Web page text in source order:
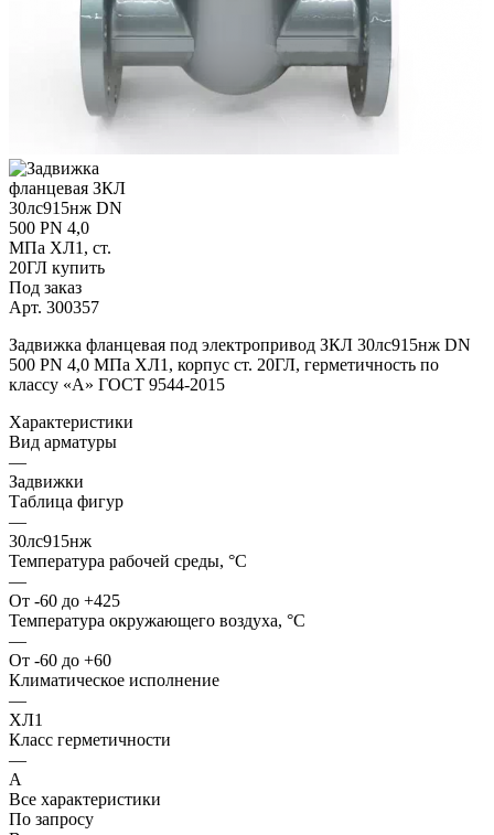
Под заказ
Арт. 300357
Задвижка фланцевая под электропривод ЗКЛ 30лс915нж DN
500 PN 4,0 МПа ХЛ1, корпус ст. 20ГЛ, герметичность по
классу «A» ГОСТ 9544-2015
Характеристики
Вид арматуры
—
Задвижки
Таблица фигур
—
30лс915нж
Температура рабочей среды, °С
—
От -60 до +425
Температура окружающего воздуха, °С
—
От -60 до +60
Климатическое исполнение
—
ХЛ1
Класс герметичности
—
А
Все характеристики
По запросу